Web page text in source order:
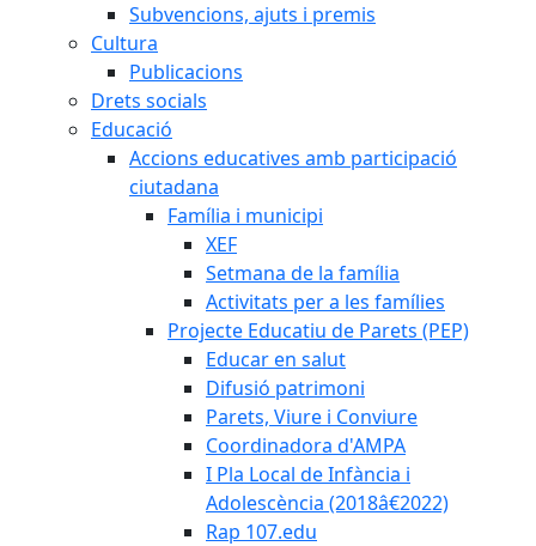
Subvencions, ajuts i premis
Cultura
Publicacions
Drets socials
Educació
Accions educatives amb participació
ciutadana
Família i municipi
XEF
Setmana de la família
Activitats per a les famílies
Projecte Educatiu de Parets (PEP)
Educar en salut
Difusió patrimoni
Parets, Viure i Conviure
Coordinadora d'AMPA
I Pla Local de Infància i
Adolescència (2018â€2022)
Rap 107.edu